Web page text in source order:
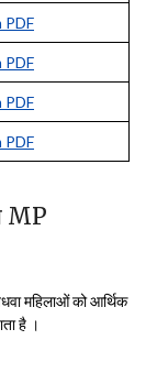
PDF
PDF
PDF
PDF
MP
महिलाओं को आर्थिक
है ।